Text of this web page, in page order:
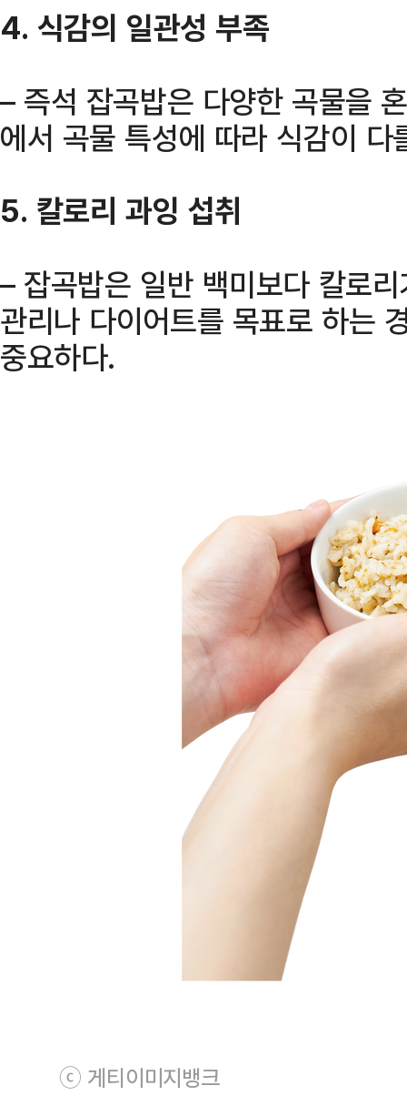
4. 식감의 일관성 부족
– 즉석 잡곡밥은 다양한 곡물을
에서 곡물 특성에 따라 식감이 다
5. 칼로리 과잉 섭취
– 잡곡밥은 일반 백미보다 칼로
관리나 다이어트를 목표로 하는
중요하다.
ⓒ 게티이미지뱅크